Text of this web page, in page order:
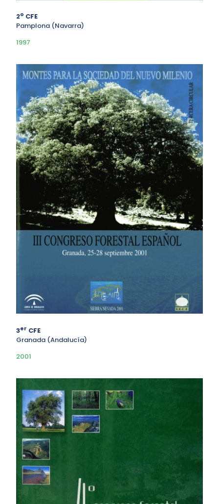
2o CFE
Pamplona (Navarra)
1997
3er CFE
Granada (Andalucía)
2001